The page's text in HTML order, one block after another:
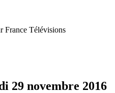
France Télévisions
29 novembre 2016